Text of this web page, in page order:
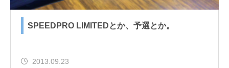
SPEEDPRO LIMITEDとか、予選とか。
2013.09.23